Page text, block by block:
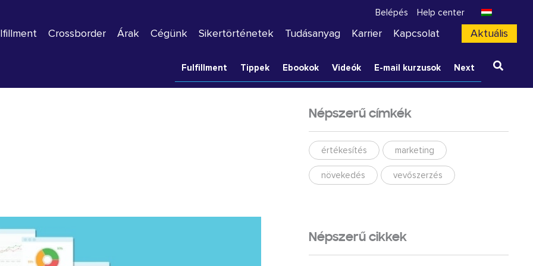
Belépés Help center
Crossborder Árak Cégünk Sikertörténetek Tudásanyag Karrier Kapcsolat Aktuális
Fulfillment Tippek Ebookok Videók E-mail kurzusok Next
Népszerű címkék
értékesítés marketing
növekedés vevőszerzés
Népszerű cikkek